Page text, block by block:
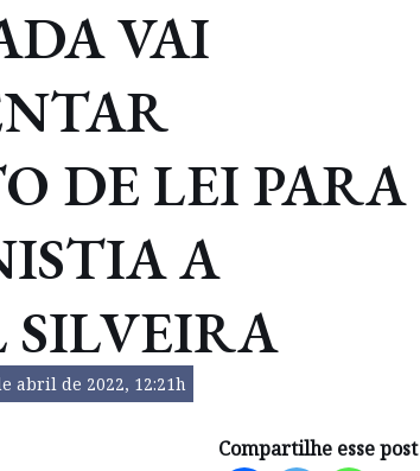
VAI
DE LEI PARA
A
abril de 2022, 12:21h
Compartilhe esse post